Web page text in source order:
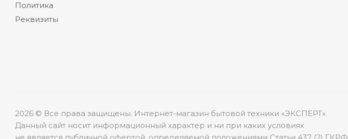
Политика
Реквизиты
2026 © Все права защищены. Интернет-магазин бытовой техники «ЭКСПЕРТ».
Данный сайт носит информационный характер и ни при каких условиях